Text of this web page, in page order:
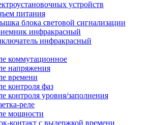
устройств
питания
блока световой сигнализации
инфракрасный
инфракрасный
коммутационное
напряжения
времени
контроля фаз
контроля уровня/заполнения
реле
мощности
контакт с выдержкой времени